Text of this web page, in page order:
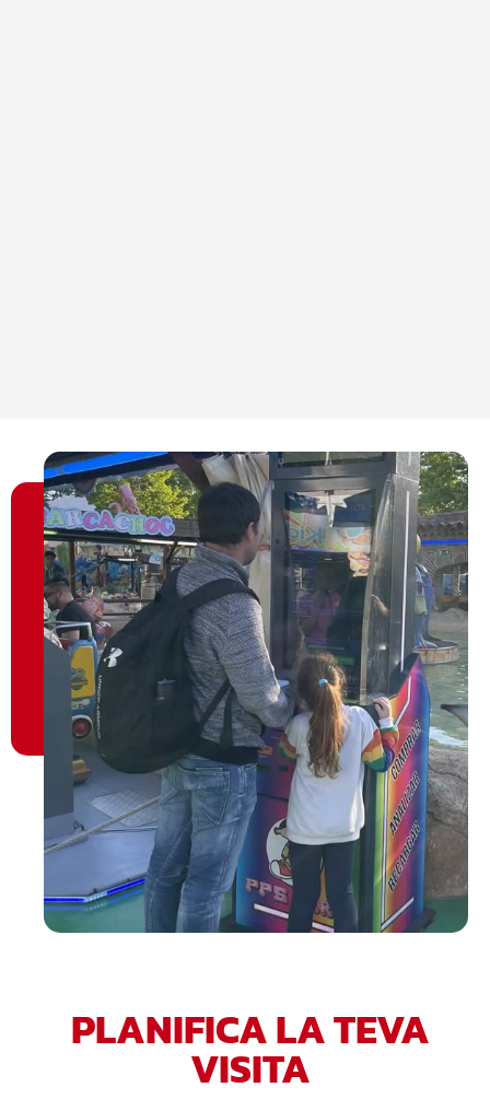
PLANIFICA LA TEVA
VISITA